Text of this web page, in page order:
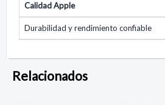
Calidad Apple
Durabilidad y rendimiento confiable
Relacionados